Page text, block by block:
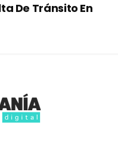
De Tránsito En